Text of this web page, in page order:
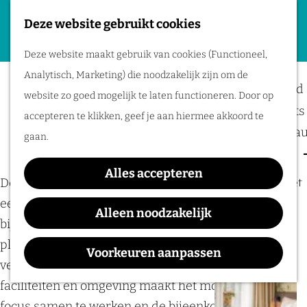
Deze website gebruikt cookies
Deze website maakt gebruik van cookies (Functioneel,
Analytisch, Marketing) die noodzakelijk zijn om de
website zo goed mogelijk te laten functioneren. Door op
accepteren te klikken, geef je aan hiermee akkoord te
gaan.
Alles accepteren
Alleen noodzakelijk
Voorkeuren aanpassen
a
e
h
o
m
e
p
M
e
n
u
Plan je evenement
Locaties
Bereikbaarheid
Business
Hotels en
Vergaderlocaties met
overnachting
Deze vergaderlocaties combineren overnachting met
een setting die geschikt is voor meerdaagse
bijeenkomsten en workshops. Doordat alles op één
plek plaatsvindt, ontstaat een logisch en rustig
verloop van het programma. De combinatie van
faciliteiten en omgeving maakt het mogelijk om met